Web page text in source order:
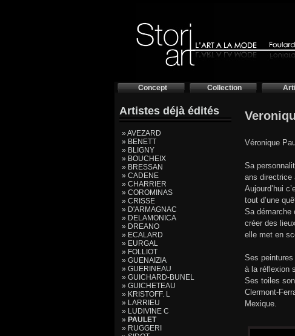
Concept Collection
Artistes déjà édités
» AVEZARD
» BENETT
» BLIGNY
» BOUCHEIX
» BRESSAN
» CADENE
» CHARRIER
» COROMINAS
» CRISSE
» D'ARMAGNAC
» DELAMONICA
» DREANO
» ECALARD
» EURGAL
» FOLLIOT
» GUENAIZIA
» GUERINEAU
» GUICHARD-BUNEL
» GUICHETEAU
» KRISTOFF. L
» LARRIEU
» LUDIVINE C
» PAULET
» RUGGERI
Véronique
Sa
ans directrice
Aujourd’hui
tout d’une
Sa démarche
créer des
elle met en
Ses
à la réflexion
Ses toiles
Clermont-
Mexique.